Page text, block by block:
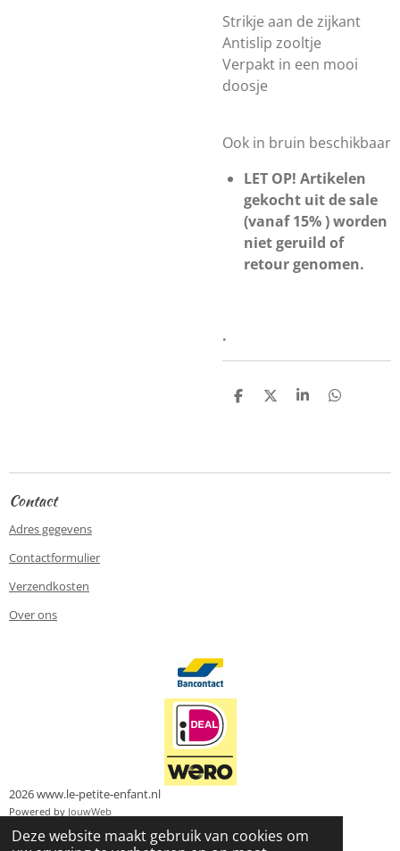
Deze website maakt gebruik van cookies om
Strikje aan de zijkant
Antislip zooltje
Verpakt in een mooi
doosje
Ook in bruin beschikbaar
LET OP! Artikelen
gekocht uit de sale
(vanaf 15% ) worden
niet geruild of
retour genomen.
.
D
D
S
D
Contact
Adres gegevens
Contactformulier
Verzendkosten
Over ons
2026 www.le-petite-enfant.nl
Powered by JouwWeb